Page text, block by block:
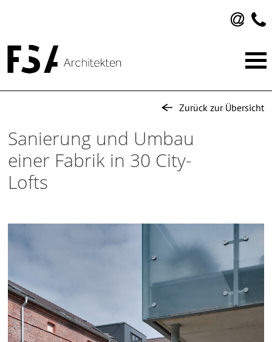
to
content
Zurück zur Übersicht
Sanierung und Umbau
einer Fabrik in 30 City-
Lofts